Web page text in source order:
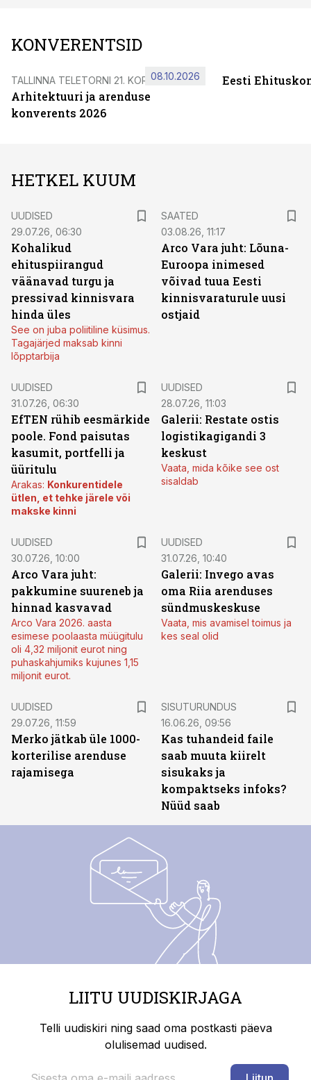
KONVERENTSID
TALLINNA TELETORNI 21. KORRUSEL
Arhitektuuri ja arenduse
konverents 2026
08.10.2026 Eesti
HETKEL KUUM
UUDISED
29.07.26, 06:30
Kohalikud
ehituspiirangud
väänavad turgu ja
pressivad kinnisvara
hinda üles
See on juba poliitiline küsimus.
Tagajärjed maksab kinni
lõpptarbija
SAATED
03.08.26, 11:17
Arco Vara juht: Lõuna-
Euroopa inimesed
võivad tuua Eesti
kinnisvaraturule uusi
ostjaid
UUDISED
31.07.26, 06:30
EfTEN rühib eesmärkide
poole. Fond paisutas
kasumit, portfelli ja
üüritulu
Arakas: Konkurentidele
ütlen, et tehke järele või
makske kinni
UUDISED
28.07.26, 11:03
Galerii: Restate ostis
logistikagigandi 3
keskust
Vaata, mida kõike see ost
sisaldab
UUDISED
30.07.26, 10:00
Arco Vara juht:
pakkumine suureneb ja
hinnad kasvavad
Arco Vara 2026. aasta
esimese poolaasta müügitulu
oli 4,32 miljonit eurot ning
puhaskahjumiks kujunes 1,15
miljonit eurot.
UUDISED
31.07.26, 10:40
Galerii: Invego avas
oma Riia arenduses
sündmuskeskuse
Vaata, mis avamisel toimus ja
kes seal olid
UUDISED
29.07.26, 11:59
Merko jätkab üle 1000-
korterilise arenduse
rajamisega
SISUTURUNDUS
16.06.26, 09:56
Kas tuhandeid faile
saab muuta kiirelt
sisukaks ja
kompaktseks infoks?
Nüüd saab
LIITU UUDISKIRJAGA
Telli uudiskiri ning saad oma postkasti päeva
olulisemad uudised.